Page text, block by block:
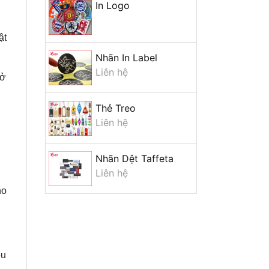
In Lì Xì
+ Mở nhóm...
In Logo
Nhãn In Label
Liên hệ
Thẻ Treo
Liên hệ
Nhãn Dệt Taffeta
Liên hệ